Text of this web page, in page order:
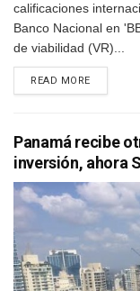
calificaciones
Banco Nacional en
de viabilidad (VR)...
READ MOREDETAILS
Panamá recibe
inversión, ahora